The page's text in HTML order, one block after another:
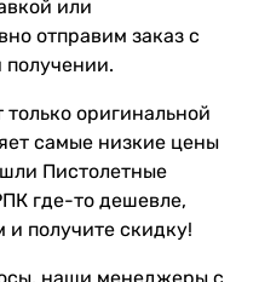
или
отправим заказ с
только оригинальной
самые низкие цены
Пистолетные
где-то дешевле,
и получите скидку!